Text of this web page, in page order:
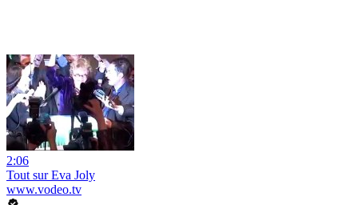
2:06
Tout sur Eva Joly
www.vodeo.tv